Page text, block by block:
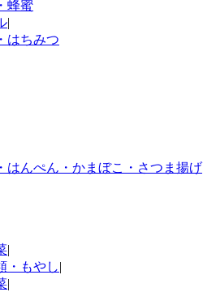
蜂蜜
|
はちみつ
はんぺん・かまぼこ・さつま揚げ
|
・もやし|
|